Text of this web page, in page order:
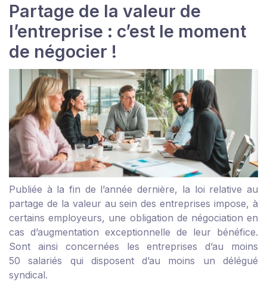
Partage de la valeur de
l’entreprise : c’est le moment
de négocier !
Publiée à la fin de l’année dernière, la loi relative au
partage de la valeur au sein des entreprises impose, à
certains employeurs, une obligation de négociation en
cas d’augmentation exceptionnelle de leur bénéfice.
Sont ainsi concernées les entreprises d’au moins
50 salariés qui disposent d’au moins un délégué
syndical.